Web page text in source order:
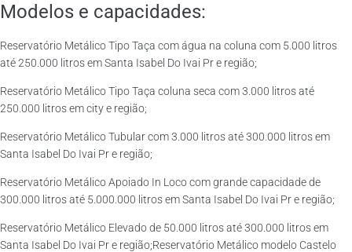
Modelos e capacidades:
Reservatório Metálico Tipo Taça com água na coluna com 5.000 litros
até 250.000 litros em Santa Isabel Do Ivai Pr e região;
Reservatório Metálico Tipo Taça coluna seca com 3.000 litros até
250.000 litros em city e região;
Reservatório Metálico Tubular com 3.000 litros até 300.000 litros em
Santa Isabel Do Ivai Pr e região;
Reservatório Metálico Apoiado In Loco com grande capacidade de
300.000 litros até 5.000.000 litros em Santa Isabel Do Ivai Pr e região;
Reservatório Metálico Elevado de 50.000 litros até 300.000 litros em
Santa Isabel Do Ivai Pr e região;Reservatório Metálico modelo Castelo